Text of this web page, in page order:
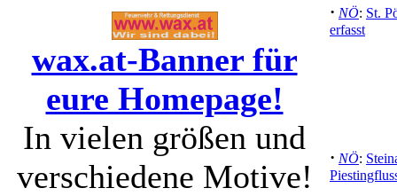
wax.at-Banner für
eure Homepage!
In vielen größen und
verschiedene Motive!
· NÖ: St.
erfasst
· NÖ: